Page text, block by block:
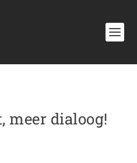
meer dialoog!